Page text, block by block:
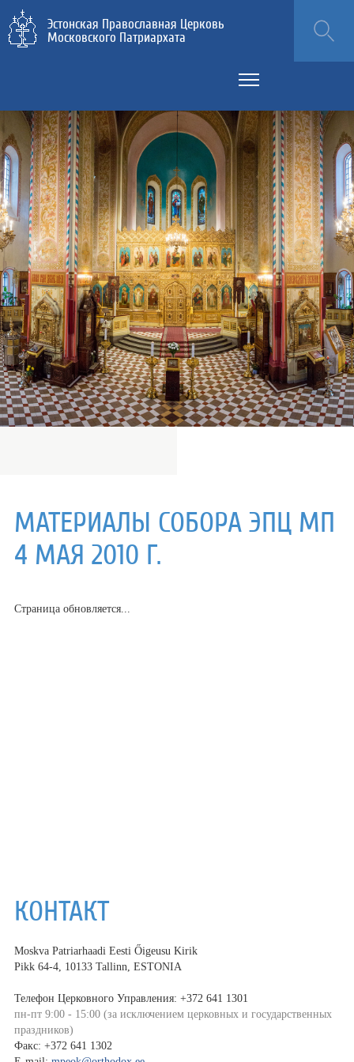
Эстонская Православная Церковь
Московского Патриархата
МАТЕРИАЛЫ СОБОРА ЭПЦ МП
4 МАЯ 2010 Г.
Страница обновляется...
КОНТАКТ
Moskva Patriarhaadi Eesti Őigeusu Kirik
Pikk 64-4, 10133 Tallinn, ESTONIA
Телефон Церковного Управления: +372 641 1301
пн-пт 9:00 - 15:00 (за исключением церковных и государственных
праздников)
Факс: +372 641 1302